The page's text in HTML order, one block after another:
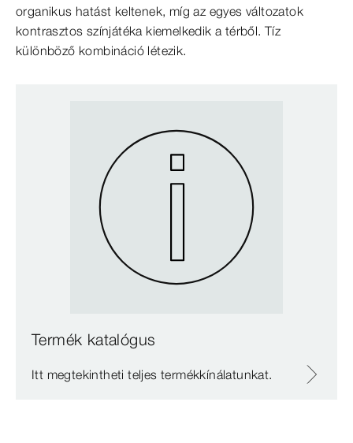
organikus hatást keltenek, míg az egyes változatok
kontrasztos színjátéka kiemelkedik a térből. Tíz
különböző kombináció létezik.
Termék katalógus
Itt megtekintheti teljes termékkínálatunkat.